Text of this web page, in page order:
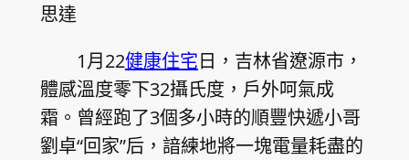
思達
1月22健康住宅日，吉林省遼源市，
體感溫度零下32攝氏度，戶外呵氣成
霜。曾經跑了3個多小時的順豐快遞小哥
劉卓“回家”后，諳練地將一塊電量耗盡的